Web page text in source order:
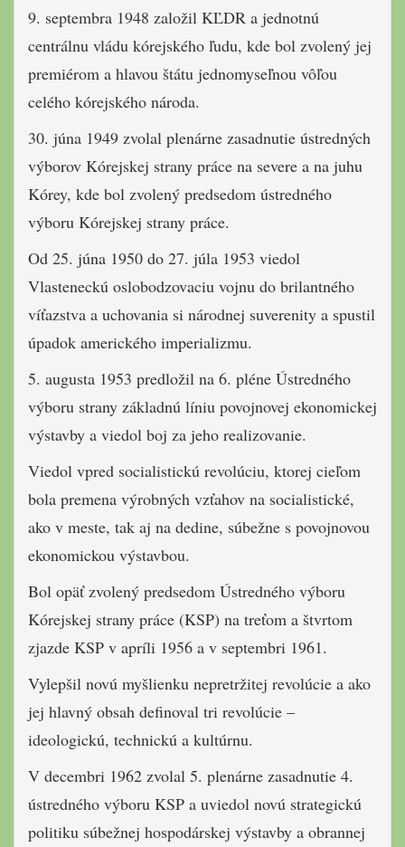
9. septembra 1948 založil KĽDR a jednotnú
centrálnu vládu kórejského ľudu, kde bol zvolený jej
premiérom a hlavou štátu jednomyseľnou vôľou
celého kórejského národa.
30. júna 1949 zvolal plenárne zasadnutie ústredných
výborov Kórejskej strany práce na severe a na juhu
Kórey, kde bol zvolený predsedom ústredného
výboru Kórejskej strany práce.
Od 25. júna 1950 do 27. júla 1953 viedol
Vlasteneckú oslobodzovaciu vojnu do brilantného
víťazstva a uchovania si národnej suverenity a spustil
úpadok amerického imperializmu.
5. augusta 1953 predložil na 6. pléne Ústredného
výboru strany základnú líniu povojnovej ekonomickej
výstavby a viedol boj za jeho realizovanie.
Viedol vpred socialistickú revolúciu, ktorej cieľom
bola premena výrobných vzťahov na socialistické,
ako v meste, tak aj na dedine, súbežne s povojnovou
ekonomickou výstavbou.
Bol opäť zvolený predsedom Ústredného výboru
Kórejskej strany práce (KSP) na treťom a štvrtom
zjazde KSP v apríli 1956 a v septembri 1961.
Vylepšil novú myšlienku nepretržitej revolúcie a ako
jej hlavný obsah definoval tri revolúcie –
ideologickú, technickú a kultúrnu.
V decembri 1962 zvolal 5. plenárne zasadnutie 4.
ústredného výboru KSP a uviedol novú strategickú
politiku súbežnej hospodárskej výstavby a obrannej